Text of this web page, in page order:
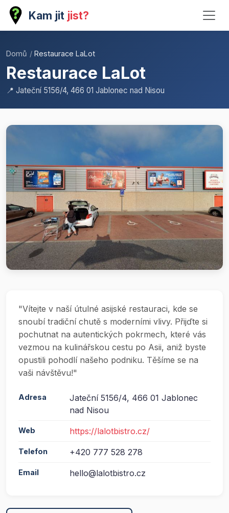
Kam jit jist?
Domů / Restaurace LaLot
Restaurace LaLot
📍 Jateční 5156/4, 466 01 Jablonec nad Nisou
"Vítejte v naší útulné asijské restauraci, kde se
snoubí tradiční chutě s moderními vlivy. Přijďte si
pochutnat na autentických pokrmech, které vás
vezmou na kulinářskou cestu po Asii, aniž byste
opustili pohodlí našeho podniku. Těšíme se na
vaši návštěvu!"
Adresa
Jateční 5156/4, 466 01 Jablonec
nad Nisou
Web https://lalotbistro.cz/
Telefon +420 777 528 278
Email hello@lalotbistro.cz